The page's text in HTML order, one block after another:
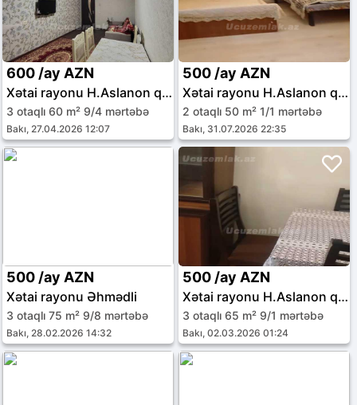
600 /ay AZN
Xətai rayonu H.Aslanon qəs.
3 otaqlı 60 m² 9/4 mərtəbə
Bakı, 27.04.2026 12:07
500 /ay AZN
Xətai rayonu H.Aslanon qəs.
2 otaqlı 50 m² 1/1 mərtəbə
Bakı, 31.07.2026 22:35
500 /ay AZN
Xətai rayonu Əhmədli
3 otaqlı 75 m² 9/8 mərtəbə
Bakı, 28.02.2026 14:32
500 /ay AZN
Xətai rayonu H.Aslanon qəs.
3 otaqlı 65 m² 9/1 mərtəbə
Bakı, 02.03.2026 01:24